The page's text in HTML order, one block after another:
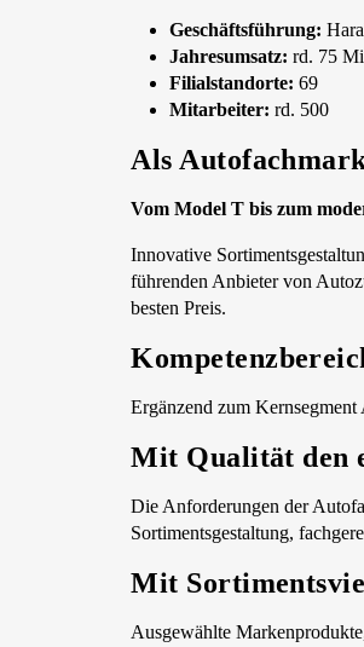
Geschäftsführung:
Jahresumsatz: rd. 75
Filialstandorte: 69
Mitarbeiter: rd. 500
Als
Vom Model T bis zum
Innovative
führenden Anbieter von
besten Preis.
Ergänzend zum
Mit Qualität den
Die Anforderungen der
Sortimentsgestaltung,
Mit
Ausgewählte